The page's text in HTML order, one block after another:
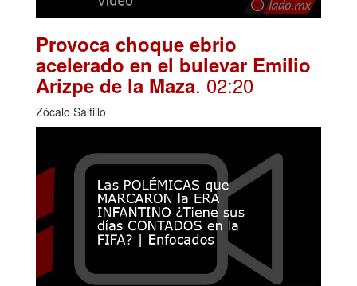
Provoca choque ebrio
acelerado en el bulevar Emilio
Arizpe de la Maza. 02:20
Zócalo Saltillo